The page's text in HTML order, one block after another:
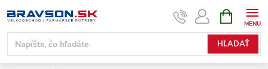
na
obsah
HĽADAŤ
KOŠÍK